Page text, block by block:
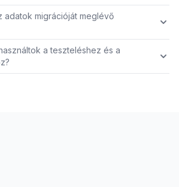
adatok migrációját meglévő
a teszteléshez és a